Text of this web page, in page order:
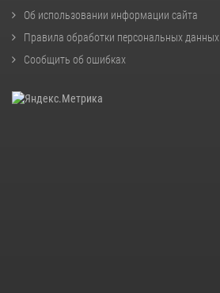
Об использовании информации сайта
Правила обработки персональных данных
Сообщить об ошибках